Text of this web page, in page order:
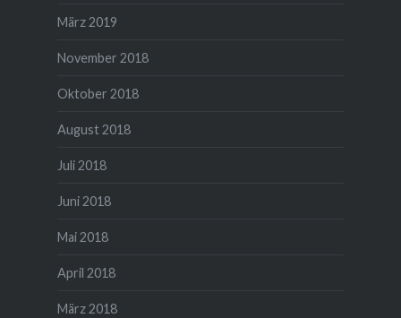
März 2019
November 2018
Oktober 2018
August 2018
Juli 2018
Juni 2018
Mai 2018
April 2018
März 2018